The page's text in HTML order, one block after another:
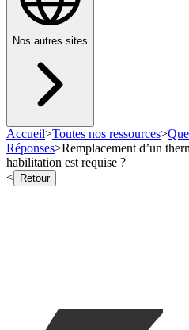
Nos autres sites
Accueil>Toutes nos ressources>
Réponses>Remplacement d’un
habilitation est requise ?
<
Retour